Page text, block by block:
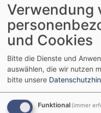
Verwendung
und Cookies
Bitte die Dienste und
auswählen, die wir nutzen
bitte unsere
Funktional (immer